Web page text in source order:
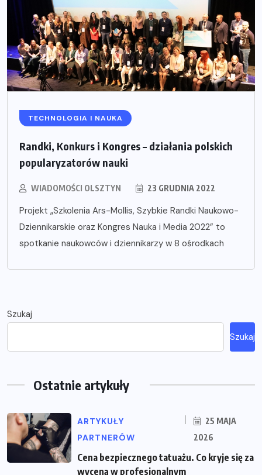
TECHNOLOGIA I NAUKA
Randki, Konkurs i Kongres – działania polskich
popularyzatorów nauki
WIADOMOŚCI OLSZTYN 23 GRUDNIA 2022
Projekt „Szkolenia Ars-Mollis, Szybkie Randki Naukowo-
Dziennikarskie oraz Kongres Nauka i Media 2022” to
spotkanie naukowców i dziennikarzy w 8 ośrodkach
Szukaj
Szukaj
Ostatnie artykuły
ARTYKUŁY
PARTNERÓW
25 MAJA
2026
Cena bezpiecznego tatuażu. Co kryje się za
wyceną w profesjonalnym